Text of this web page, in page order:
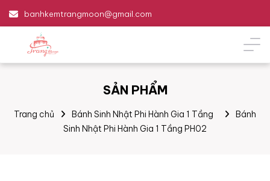
banhkemtrangmoon@gmail.com
SẢN PHẨM
Trang chủ Bánh Sinh Nhật Phi Hành Gia 1 Tầng
Bánh
Sinh Nhật Phi Hành Gia 1 Tầng PH02